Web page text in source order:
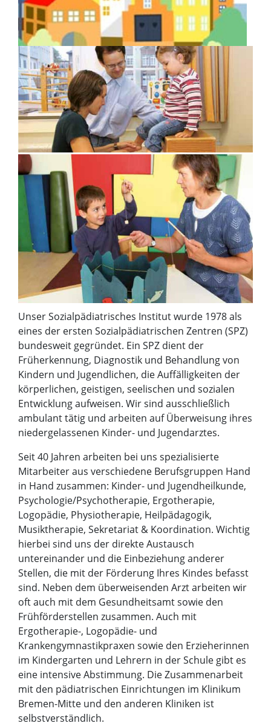
Unser Sozialpädiatrisches Institut wurde 1978 als
eines der ersten Sozialpädiatrischen Zentren (SPZ)
bundesweit gegründet. Ein SPZ dient der
Früherkennung, Diagnostik und Behandlung von
Kindern und Jugendlichen, die Auffälligkeiten der
körperlichen, geistigen, seelischen und sozialen
Entwicklung aufweisen. Wir sind ausschließlich
ambulant tätig und arbeiten auf Überweisung ihres
niedergelassenen Kinder- und Jugendarztes.
Seit 40 Jahren arbeiten bei uns spezialisierte
Mitarbeiter aus verschiedene Berufsgruppen Hand
in Hand zusammen: Kinder- und Jugendheilkunde,
Psychologie/Psychotherapie, Ergotherapie,
Logopädie, Physiotherapie, Heilpädagogik,
Musiktherapie, Sekretariat & Koordination. Wichtig
hierbei sind uns der direkte Austausch
untereinander und die Einbeziehung anderer
Stellen, die mit der Förderung Ihres Kindes befasst
sind. Neben dem überweisenden Arzt arbeiten wir
oft auch mit dem Gesundheitsamt sowie den
Frühförderstellen zusammen. Auch mit
Ergotherapie-, Logopädie- und
Krankengymnastikpraxen sowie den Erzieherinnen
im Kindergarten und Lehrern in der Schule gibt es
eine intensive Abstimmung. Die Zusammenarbeit
mit den pädiatrischen Einrichtungen im Klinikum
Bremen-Mitte und den anderen Kliniken ist
selbstverständlich.